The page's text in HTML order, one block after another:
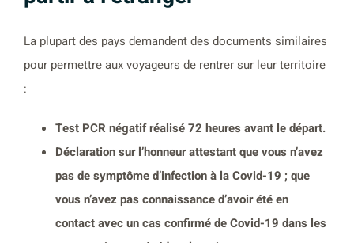
La plupart des pays demandent des documents similaires
pour permettre aux voyageurs de rentrer sur leur territoire
:
Test PCR négatif réalisé 72 heures avant le départ.
Déclaration sur l’honneur attestant que vous n’avez
pas de symptôme d’infection à la Covid-19 ; que
vous n’avez pas connaissance d’avoir été en
contact avec un cas confirmé de Covid-19 dans les